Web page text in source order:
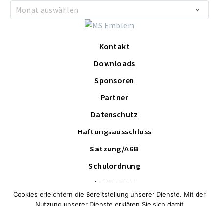
Archiv
Monat auswählen
Kontakt
Downloads
Sponsoren
Partner
Datenschutz
Haftungsausschluss
Satzung/AGB
Schulordnung
Impressum
Schutzkonzept
Cookies erleichtern die Bereitstellung unserer Dienste. Mit der
Nutzung unserer Dienste erklären Sie sich damit